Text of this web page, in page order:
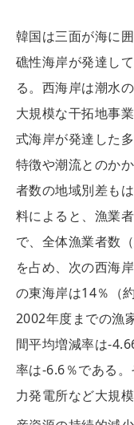
韓国は三面が海に
礁性海岸が発達し
る。西海岸は潮水
大規模な干拓地事
式海岸が発達した
特徴や潮流とのか
者数の地域別差も
料によると、漁業
で、全体漁業者数
を占め、次の西海
の東海岸は14％（
2002年度までの漁
間平均増減率は-
率は-6.6％である
力発電所など大規